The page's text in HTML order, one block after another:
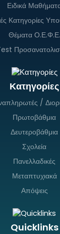
Ειδικά
Κατηγορίες
Θέματα Ο.Ε.Φ.Ε.
Κατηγορίες
/
Πρωτοβάθμια
Δευτεροβάθμια
Σχολεία
Πανελλαδικές
Μεταπτυχιακά
Απόψεις
Quicklinks